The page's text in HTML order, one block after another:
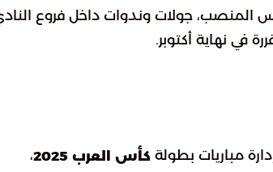
المنصب، جولات وندوات داخل فروع
في نهاية أكتوبر.
مباريات بطولة كأس العرب 2025
،